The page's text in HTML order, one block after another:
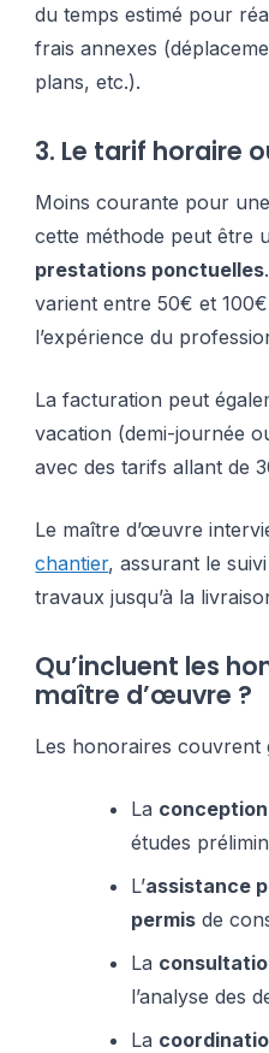
du temps estimé pour
frais annexes
plans, etc.).
3. Le tarif horaire
Moins courante pour
cette méthode peut être
prestations ponctuelles
varient entre 50€ et
l’expérience du
La facturation peut
vacation (demi-journée
avec des tarifs allant de
Le maître d’œuvre
chantier, assurant le
travaux jusqu’à la
Qu’incluent les
maître d’œuvre ?
Les honoraires couvrent
La
études
L’assistance
permis de
La
l’analyse des
La